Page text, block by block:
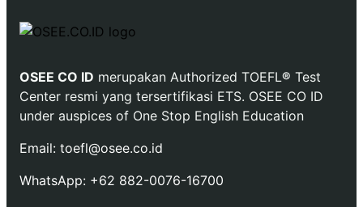
OSEE CO ID merupakan Authorized TOEFL® Test
Center resmi yang tersertifikasi ETS. OSEE CO ID
under auspices of One Stop English Education
Email: toefl@osee.co.id
WhatsApp: +62 882-0076-16700